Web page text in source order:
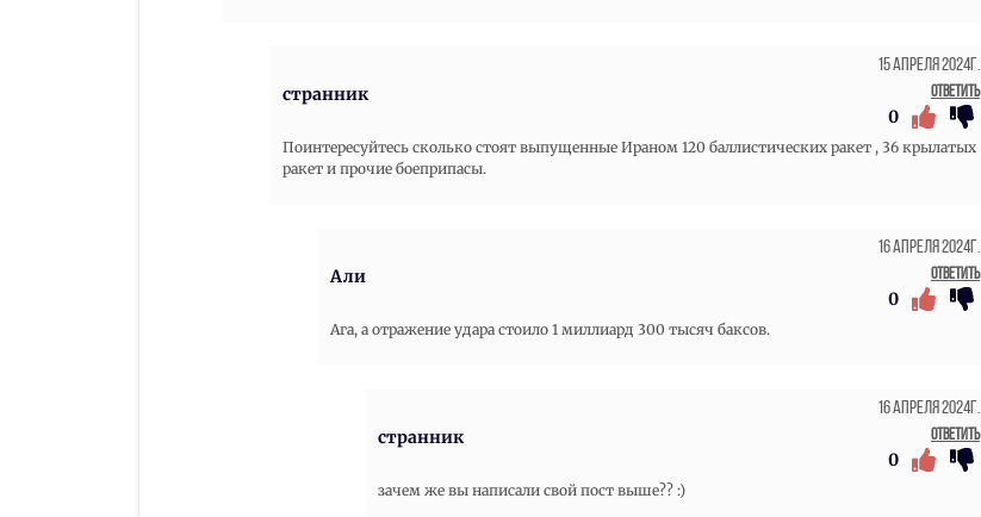
странник
15 Апреля 2024г.
Ответить
0
Поинтересуйтесь сколько стоят выпущенные Ираном 120 баллистических ракет , 36 крылатых
ракет и прочие боеприпасы.
Али
16 Апреля 2024г.
Ответить
0
Ага, а отражение удара стоило 1 миллиард 300 тысяч баксов.
странник
16 Апреля 2024г.
Ответить
0
зачем же вы написали свой пост выше?? :)